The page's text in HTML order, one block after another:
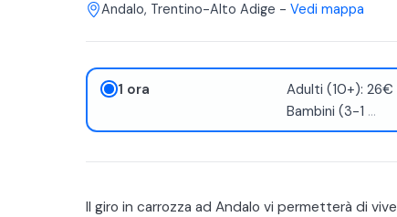
Andalo, Trentino-Alto Adige - Vedi mappa
1 ora
Adulti (10+): 26€
Bambini (3-1 ...
Il giro in carrozza ad Andalo vi permetterà di